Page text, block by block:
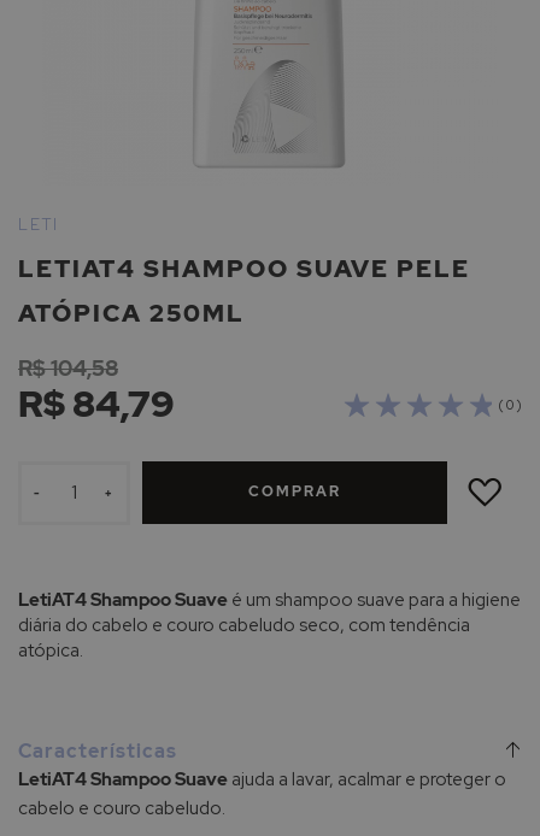
para
início
Galeria
imagens
LETIAT4 SHAMPOO SUAVE PELE
ATÓPICA 250ML
LETI
( 0 )
R$ 84,79
R$ 104,58
- + COMPRAR
ADICIONAR
LISTA
LetiAT4 Shampoo Suave é um shampoo suave para a higiene
diária do cabelo e couro cabeludo seco, com tendência
atópica.
Características
LetiAT4 Shampoo Suave ajuda a lavar, acalmar e proteger o
cabelo e couro cabeludo.